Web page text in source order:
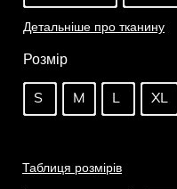
Детальніше про тканину
Розмір
S M L XL
Таблиця розмірів